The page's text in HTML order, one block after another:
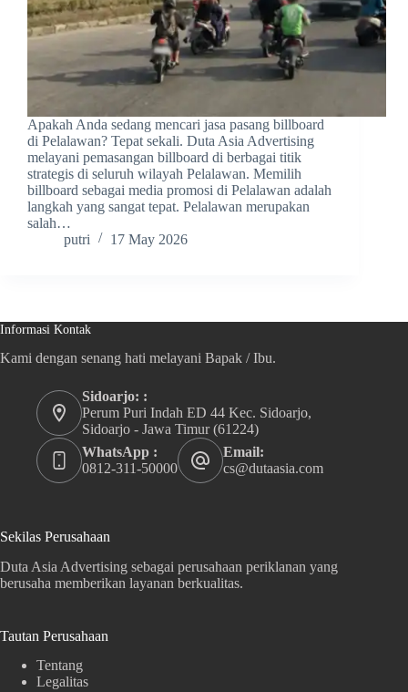
Apakah Anda sedang mencari jasa pasang billboard
di Pelalawan? Tepat sekali. Duta Asia Advertising
melayani pemasangan billboard di berbagai titik
strategis di seluruh wilayah Pelalawan. Memilih
billboard sebagai media promosi di Pelalawan adalah
langkah yang sangat tepat. Pelalawan merupakan
salah…
putri
17 May 2026
Informasi Kontak
Kami dengan senang hati melayani Bapak / Ibu.
Sidoarjo: :
Perum Puri Indah ED 44 Kec. Sidoarjo,
Sidoarjo - Jawa Timur (61224)
WhatsApp :
0812-311-50000
Email:
cs@dutaasia.com
Sekilas Perusahaan
Duta Asia Advertising sebagai perusahaan periklanan yang
berusaha memberikan layanan berkualitas.
Tautan Perusahaan
Tentang
Legalitas